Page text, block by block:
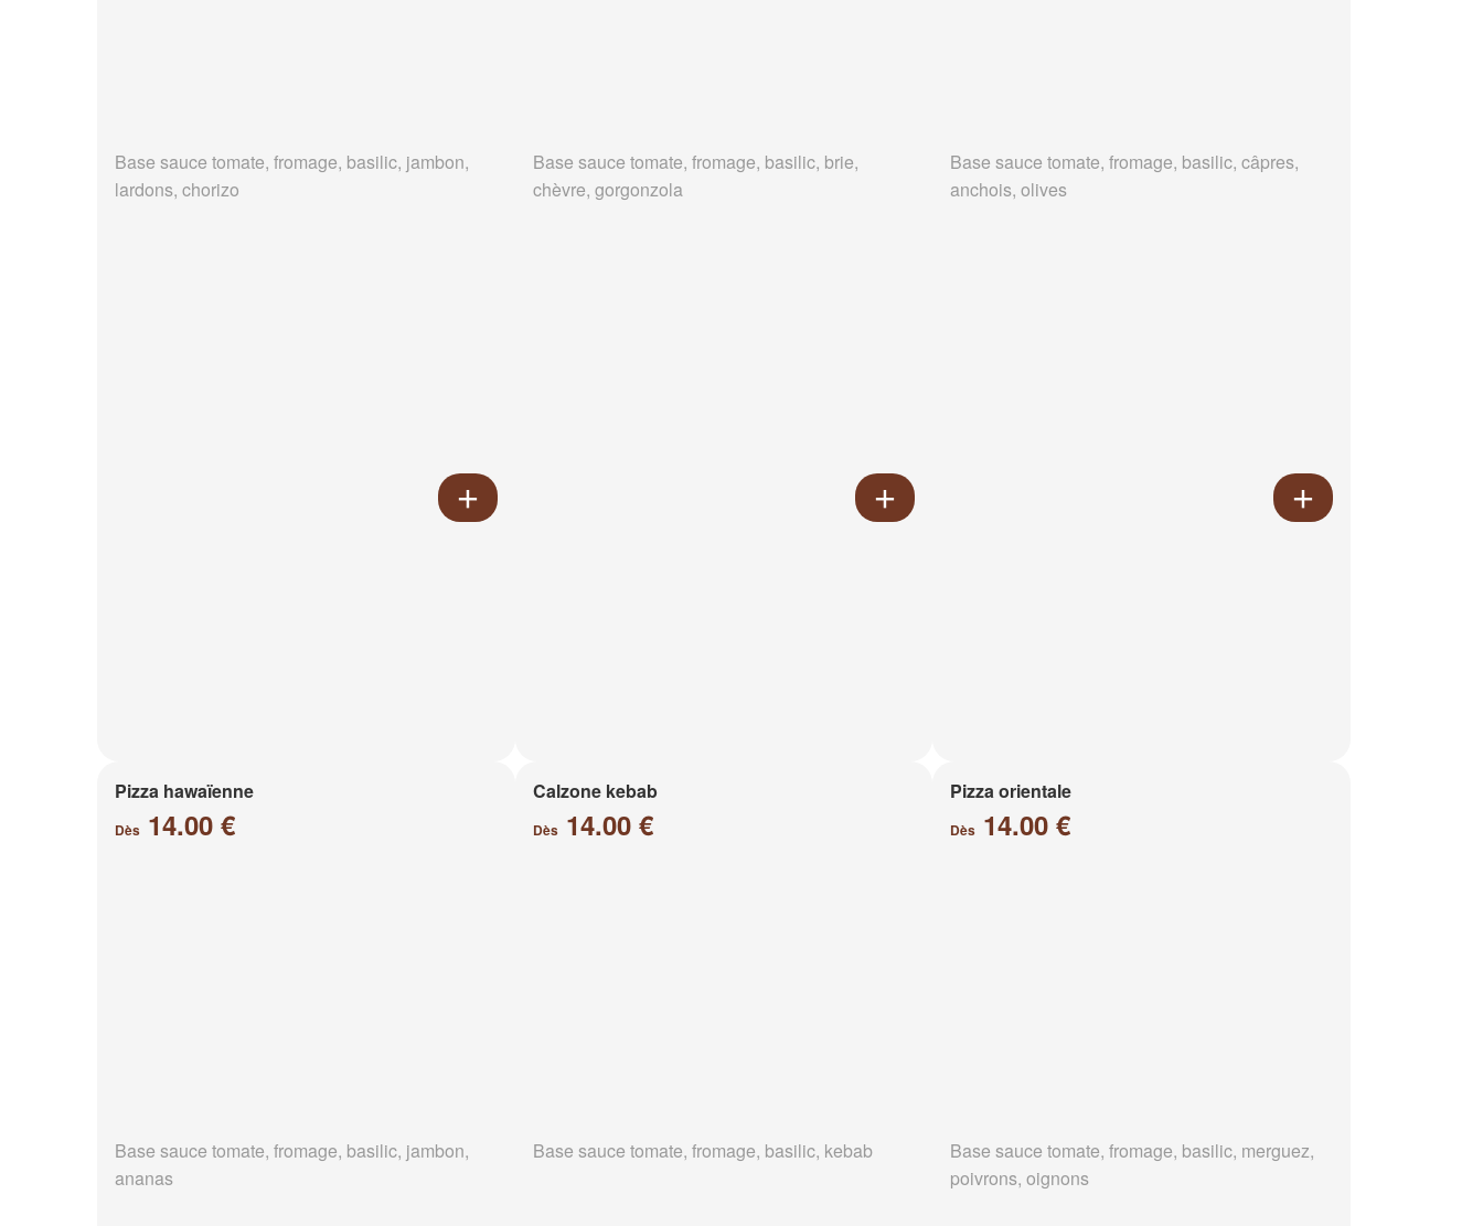
Base sauce tomate, fromage, basilic, jambon,
lardons, chorizo
Base sauce tomate, fromage, basilic, brie,
chèvre, gorgonzola
Base sauce tomate, fromage, basilic, câpres,
anchois, olives
Pizza hawaïenne
Dès 14.00 €
Base sauce tomate, fromage, basilic, jambon,
ananas
Calzone kebab
Dès14.00 €
Base sauce tomate, fromage, basilic, kebab
Pizza orientale
Dès 14.00 €
Base sauce tomate, fromage, basilic, merguez,
poivrons, oignons